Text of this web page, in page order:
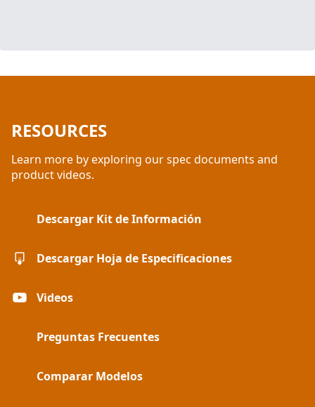
RESOURCES
Learn more by exploring our spec documents and
product videos.
Descargar Kit de Información
Descargar Hoja de Especificaciones
Videos
Preguntas Frecuentes
Comparar Modelos